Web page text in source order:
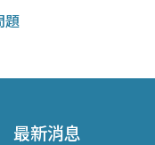
題
最新消息